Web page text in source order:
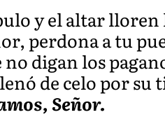
y el altar
perdona a tu
digan los
de celo por
Señor.